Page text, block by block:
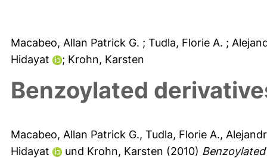
Macabeo, Allan Patrick G. ; Tudla, Florie A. ;
Hidayat
; Krohn, Karsten
Benzoylated
Macabeo, Allan Patrick G., Tudla, Florie A.,
Hidayat
und Krohn, Karsten (2010)